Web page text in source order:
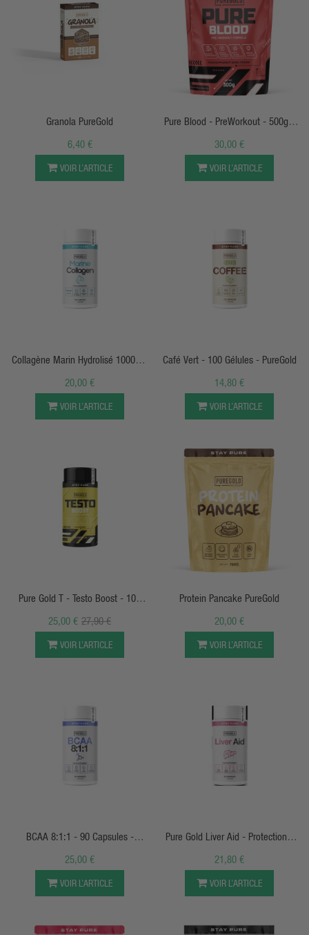
Granola PureGold
6,40 €
VOIR L’ARTICLE
APERÇU RAPIDE
Pure Blood - PreWorkout - 500g -
PureGold Protein
30,00 €
VOIR L’ARTICLE
Collagène Marin Hydrolisé 1000mg
- 100 Caps - PureGold
20,00 €
VOIR L’ARTICLE
Café Vert - 100 Gélules - PureGold
14,80 €
VOIR L’ARTICLE
Pure Gold T - Testo Boost - 100
Caps27,90 €
25,00 €
VOIR L’ARTICLE
APERÇU RAPIDE
Protein Pancake PureGold
20,00 €
VOIR L’ARTICLE
BCAA 8:1:1 - 90 Capsules -
PureGold
25,00 €
VOIR L’ARTICLE
Pure Gold Liver Aid - Protection -
Du Foi - 60 Caps
21,80 €
VOIR L’ARTICLE